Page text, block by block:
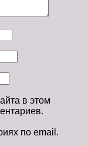
в этом
по email.